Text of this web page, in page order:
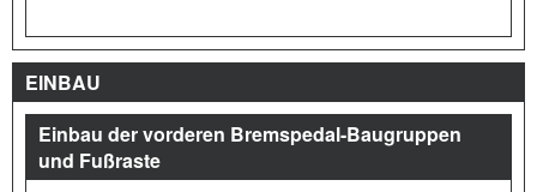
EINBAU
Einbau der vorderen Bremspedal-Baugruppen
und Fußraste